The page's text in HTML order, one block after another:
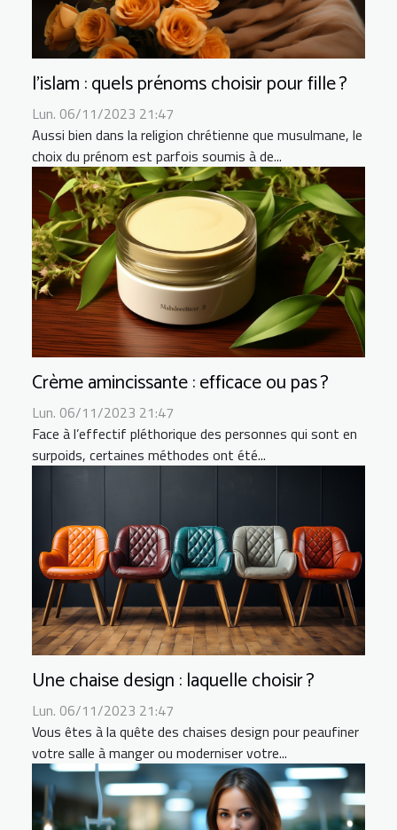
l’islam : quels prénoms choisir pour fille ?
Lun. 06/11/2023 21:47
Aussi bien dans la religion chrétienne que musulmane, le
choix du prénom est parfois soumis à de...
Crème amincissante : efficace ou pas ?
Lun. 06/11/2023 21:47
Face à l’effectif pléthorique des personnes qui sont en
surpoids, certaines méthodes ont été...
Une chaise design : laquelle choisir ?
Lun. 06/11/2023 21:47
Vous êtes à la quête des chaises design pour peaufiner
votre salle à manger ou moderniser votre...